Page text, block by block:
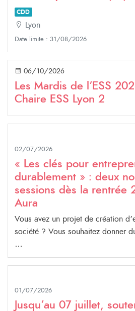
CDD
Lyon
Date limite : 31/08/2026
06/10/2026
Les Mardis de l’ESS
Chaire ESS Lyon 2
02/07/2026
« Les clés pour
durablement » : deux
sessions dès la rentrée
Aura
Vous avez un projet de création
société ? Vous souhaitez donner
…
01/07/2026
Jusqu’au 07 juillet,